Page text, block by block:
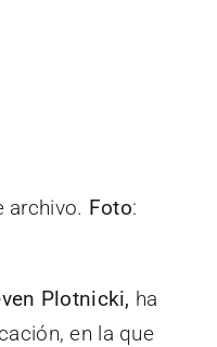
archivo. Foto:
Plotnicki, ha
en la que